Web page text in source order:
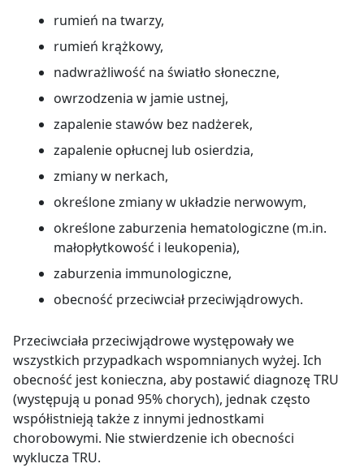
rumień na twarzy,
rumień krążkowy,
nadwrażliwość na światło słoneczne,
owrzodzenia w jamie ustnej,
zapalenie stawów bez nadżerek,
zapalenie opłucnej lub osierdzia,
zmiany w nerkach,
określone zmiany w układzie nerwowym,
określone zaburzenia hematologiczne (m.in.
małopłytkowość i leukopenia),
zaburzenia immunologiczne,
obecność przeciwciał przeciwjądrowych.
Przeciwciała przeciwjądrowe występowały we
wszystkich przypadkach wspomnianych wyżej. Ich
obecność jest konieczna, aby postawić diagnozę TRU
(występują u ponad 95% chorych), jednak często
współistnieją także z innymi jednostkami
chorobowymi. Nie stwierdzenie ich obecności
wyklucza TRU.